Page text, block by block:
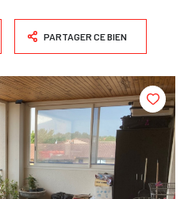
PARTAGER CE BIEN